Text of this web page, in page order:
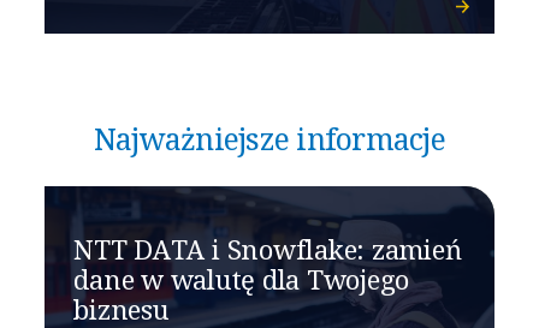
Najważniejsze informacje
NTT DATA i Snowflake: zamień
dane w walutę dla Twojego
biznesu